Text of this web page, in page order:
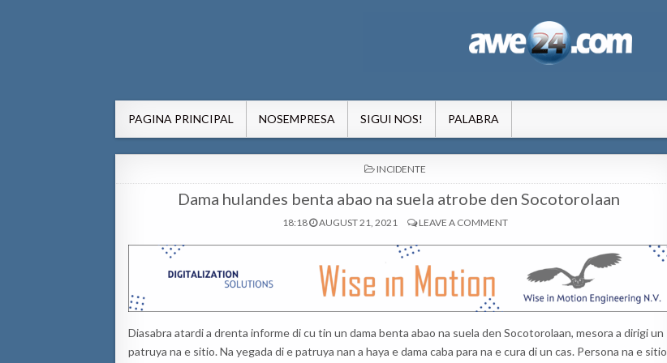
PAGINA PRINCIPAL NOSEMPRESA SIGUI NOS! PALABRA
POSTED
IN
INCIDENTE
Dama hulandes benta abao na suela atrobe den Socotorolaan
18:18 AUGUST 21, 2021 LEAVE A COMMENT
Diasabra atardi a drenta informe di cu tin un dama benta abao na suela den Socotorolaan, mesora a dirigi un
patruya na e sitio. Na yegada di e patruya nan a haya e dama caba para na e cura di un cas. Persona na e sitio